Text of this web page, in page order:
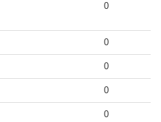
0
0
0
0
0